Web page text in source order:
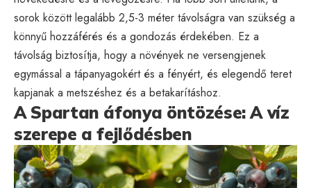
sorok között legalább 2,5-3 méter távolságra van szükség a
könnyű hozzáférés és a gondozás érdekében. Ez a
távolság biztosítja, hogy a növények ne versengjenek
egymással a tápanyagokért és a fényért, és elegendő teret
kapjanak a metszéshez és a betakarításhoz.
A Spartan áfonya öntözése: A víz
szerepe a fejlődésben